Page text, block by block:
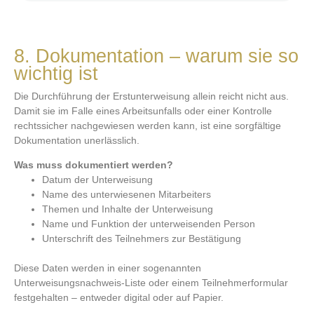
8. Dokumentation – warum sie so
wichtig ist
Die Durchführung der Erstunterweisung allein reicht nicht aus.
Damit sie im Falle eines Arbeitsunfalls oder einer Kontrolle
rechtssicher nachgewiesen werden kann, ist eine sorgfältige
Dokumentation unerlässlich.
Was muss dokumentiert werden?
Datum der Unterweisung
Name des unterwiesenen Mitarbeiters
Themen und Inhalte der Unterweisung
Name und Funktion der unterweisenden Person
Unterschrift des Teilnehmers zur Bestätigung
Diese Daten werden in einer sogenannten
Unterweisungsnachweis-Liste oder einem Teilnehmerformular
festgehalten – entweder digital oder auf Papier.